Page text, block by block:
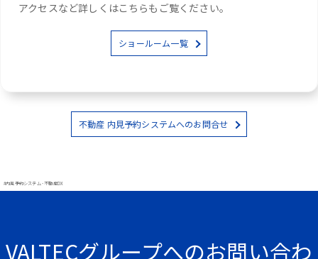
アクセスなど詳しくはこちらもご覧ください。
ショールーム一覧
不動産 内見予約システムへのお問合せ
#内見予約システム - 不動産DX
VALTECグループへのお問い合わ